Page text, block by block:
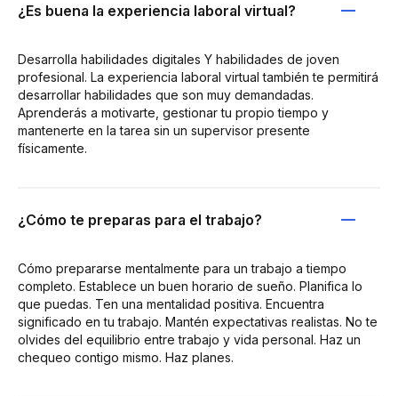
¿Es buena la experiencia laboral virtual?
Desarrolla habilidades digitales Y habilidades de joven
profesional. La experiencia laboral virtual también te permitirá
desarrollar habilidades que son muy demandadas.
Aprenderás a motivarte, gestionar tu propio tiempo y
mantenerte en la tarea sin un supervisor presente
físicamente.
¿Cómo te preparas para el trabajo?
Cómo prepararse mentalmente para un trabajo a tiempo
completo. Establece un buen horario de sueño. Planifica lo
que puedas. Ten una mentalidad positiva. Encuentra
significado en tu trabajo. Mantén expectativas realistas. No te
olvides del equilibrio entre trabajo y vida personal. Haz un
chequeo contigo mismo. Haz planes.